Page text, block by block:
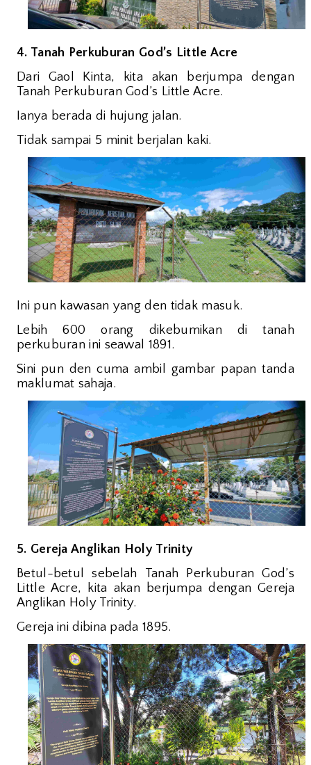
4. Tanah Perkuburan God’s Little Acre
Dari Gaol Kinta, kita akan berjumpa dengan
Tanah Perkuburan God’s Little Acre.
Ianya berada di hujung jalan.
Tidak sampai 5 minit berjalan kaki.
Ini pun kawasan yang den tidak masuk.
Lebih 600 orang dikebumikan di tanah
perkuburan ini seawal 1891.
Sini pun den cuma ambil gambar papan tanda
maklumat sahaja.
5. Gereja Anglikan Holy Trinity
Betul-betul sebelah
Tanah Perkuburan God’s
Little Acre, kita akan berjumpa dengan Gereja
Anglikan Holy Trinity.
Gereja ini dibina pada 1895.